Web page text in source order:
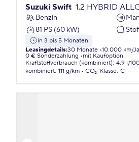
Suzuki Swift 1.2 HYBRID
Benzin
81 PS (60 kW)
in 3 bis 5 Monaten
Leasingdetails:30 Monate 10.000 km/
0 € Sonderzahlung
mit Kaufoption
Kraftstoffverbrauch (kombiniert): 4,9 l/
kombiniert: 111 g/km CO₂-Klasse: C